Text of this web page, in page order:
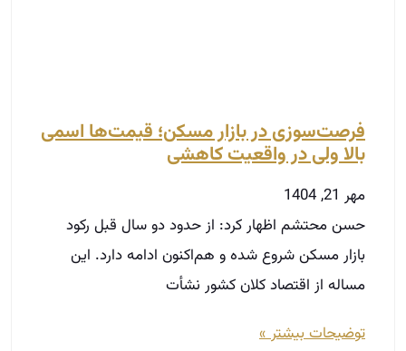
فرصت‌سوزی در بازار مسکن؛ قیمت‌ها اسمی
بالا ولی در واقعیت کاهشی
مهر 21, 1404
حسن محتشم اظهار کرد: از حدود دو سال قبل رکود
بازار مسکن شروع شده و هم‌اکنون ادامه دارد. این
مساله از اقتصاد کلان کشور نشأت
توضیحات بیشتر »